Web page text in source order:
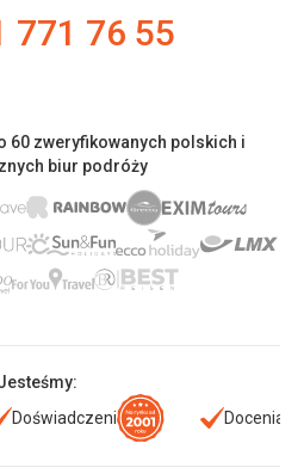
771 76 55
60 zweryfikowanych polskich i
biur podróży
Doświadczeni Doceniani